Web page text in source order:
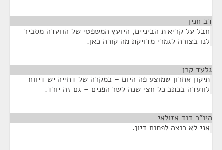
דב חנין
חבל על קריאות הביניים, היועץ המשפטי של הוועדה מסביר
לנו בצורה לגמרי מדויקת מה קורה כאן.
גלעד קרן
תיקון אחרון שמוצע פה היום – במקרה של דחייה יש דיווח
לוועדה בכתב כל חצי שנה לשר הפנים – גם זה יורד.
היו"ר דוד אזולאי
אני לא רוצה לפתוח דיון.